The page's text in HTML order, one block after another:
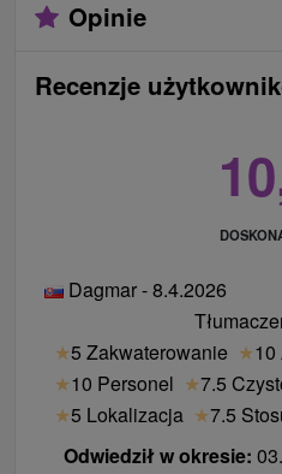
Opinie
Recenzje
Dagmar - 8.4.2026
★5 Zakwaterowanie ★10
★10 Personel ★7.5
★5 Lokalizacja ★7.5
Odwiedził w okresie: